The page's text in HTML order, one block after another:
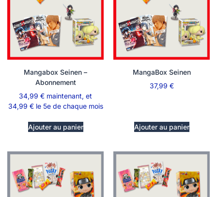
Mangabox Seinen –
Abonnement
34,99 € maintenant, et
34,99 € le 5e de chaque mois
Ajouter au panier
MangaBox Seinen
37,99 €
Ajouter au panier